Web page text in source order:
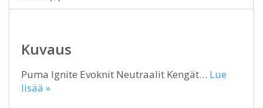
Kuvaus
Puma Ignite Evoknit Neutraalit Kengät… Lue
lisää »